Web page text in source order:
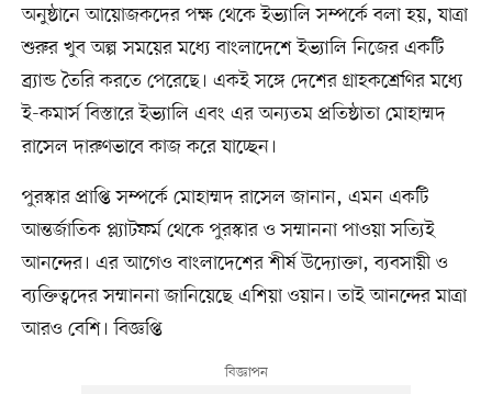
অনুষ্ঠানে আয়োজকদের পক্ষ থেকে ইভ্যালি সম্পর্কে বলা হয়, যাত্রা
শুরুর খুব অল্প সময়ের মধ্যে বাংলাদেশে ইভ্যালি নিজের একটি
ব্র্যান্ড তৈরি করতে পেরেছে। একই সঙ্গে দেশের গ্রাহকশ্রেণির মধ্যে
ই-কমার্স বিস্তারে ইভ্যালি এবং এর অন্যতম প্রতিষ্ঠাতা মোহাম্মদ
রাসেল দারুণভাবে কাজ করে যাচ্ছেন।
পুরস্কার প্রাপ্তি সম্পর্কে মোহাম্মদ রাসেল জানান, এমন একটি
আন্তর্জাতিক প্ল্যাটফর্ম থেকে পুরস্কার ও সম্মাননা পাওয়া সত্যিই
আনন্দের। এর আগেও বাংলাদেশের শীর্ষ উদ্যোক্তা, ব্যবসায়ী ও
ব্যক্তিত্বদের সম্মাননা জানিয়েছে এশিয়া ওয়ান। তাই আনন্দের মাত্রা
আরও বেশি। বিজ্ঞপ্তি